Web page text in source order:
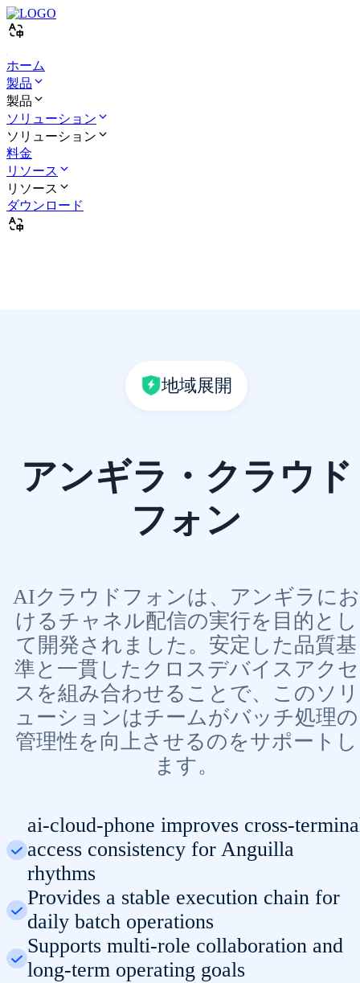
ホーム
製品
製品
ソリューション
ソリューション
料金
リソース
リソース
ダウンロード
地域展開
アンギラ・クラウド
フォン
AIクラウドフォンは、アンギラにお
けるチャネル配信の実行を目的とし
て開発されました。安定した品質基
準と一貫したクロスデバイスアクセ
スを組み合わせることで、このソリ
ューションはチームがバッチ処理の
管理性を向上させるのをサポートし
ます。
ai-cloud-phone improves cross-
access consistency for Anguilla
rhythms
Provides a stable execution chain for
daily batch operations
Supports multi-role collaboration and
long-term operating goals